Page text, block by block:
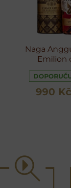
Naga
Emilion
990 Kč